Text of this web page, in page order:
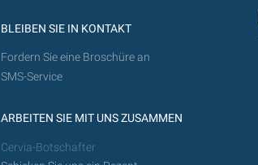
BLEIBEN SIE IN KONTAKT
Fordern Sie eine Broschüre an
SMS-Service
ARBEITEN SIE MIT UNS ZUSAMMEN
Cervia-Botschafter